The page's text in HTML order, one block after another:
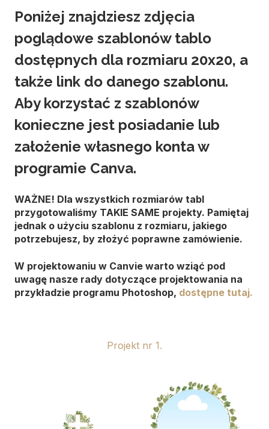
Poniżej znajdziesz zdjęcia
poglądowe szablonów tablo
dostępnych dla rozmiaru 20x20, a
także link do danego szablonu.
Aby korzystać z szablonów
konieczne jest posiadanie lub
założenie własnego konta w
programie Canva.
WAŻNE! Dla wszystkich rozmiarów tabl
przygotowaliśmy TAKIE SAME projekty. Pamiętaj
jednak o użyciu szablonu z rozmiaru, jakiego
potrzebujesz, by złożyć poprawne zamówienie.
W projektowaniu w Canvie warto wziąć pod
uwagę nasze rady dotyczące projektowania na
przykładzie programu Photoshop, dostępne tutaj.
Projekt nr 1.